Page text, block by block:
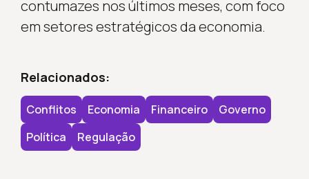
contumazes nos últimos meses, com foco
em setores estratégicos da economia.
Relacionados:
Conflitos Economia Financeiro
Governo
Política
Regulação